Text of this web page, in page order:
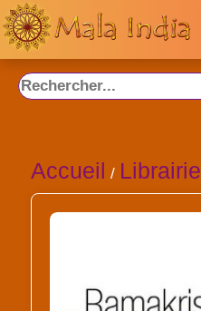
Accueil / Librairie